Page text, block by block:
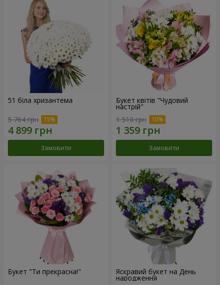
51 біла хризантема
5 764 грн
Замовити
Букет квітів "Чудовий
настрій"
1 510 грн
Замовити
Букет "Ти прекрасна!" Яскравий букет на День
народження